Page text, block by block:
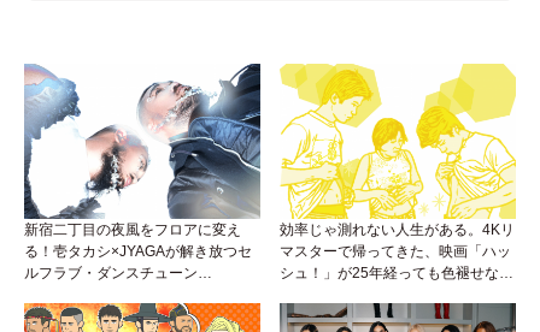
新宿二丁目の夜風をフロアに変え
る！壱タカシ×JYAGAが解き放つセ
ルフラブ・ダンスチューン
効率じゃ測れない人生がある。4Kリ
マスターで帰ってきた、映画「ハッ
シュ！」が25年経っても色褪せない